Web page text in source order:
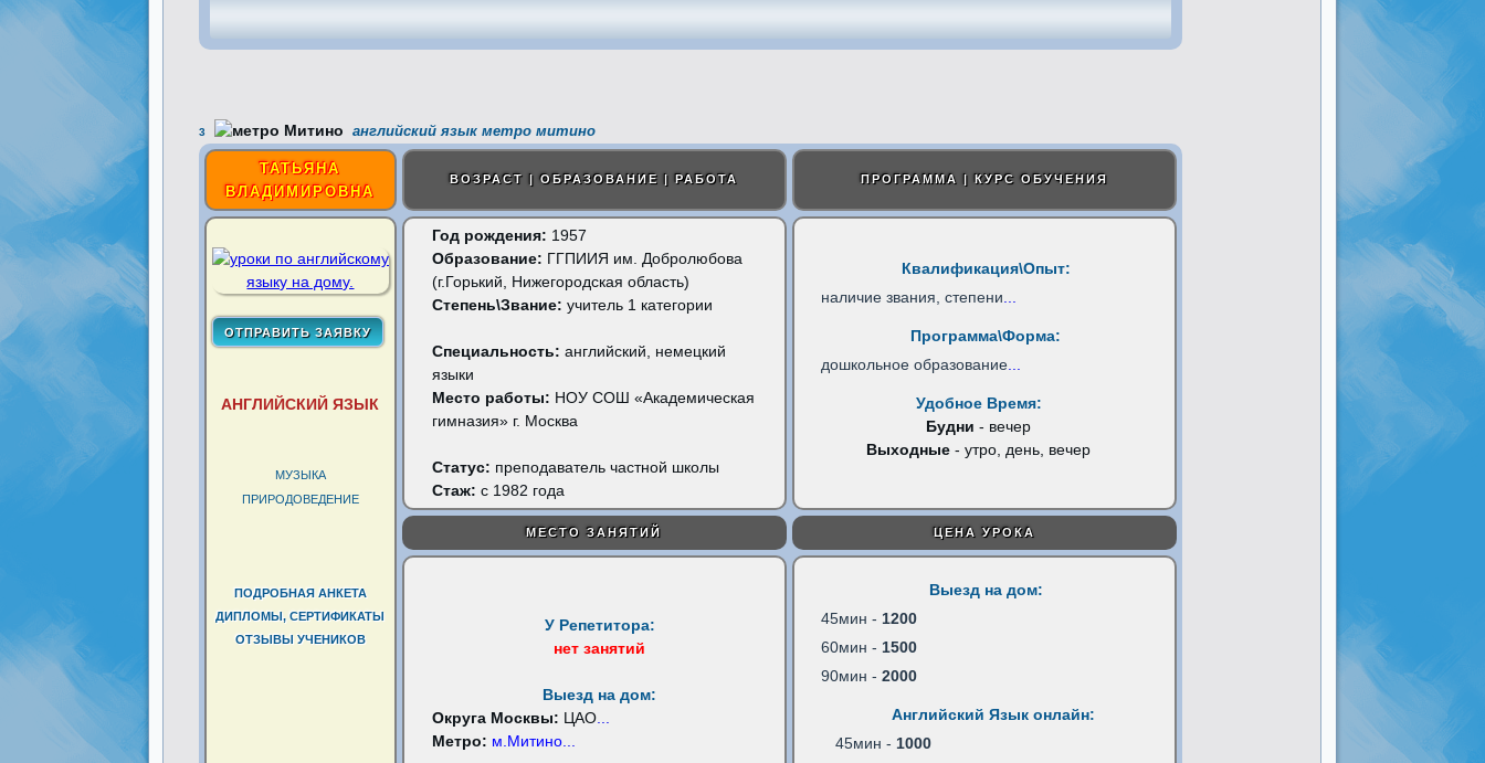
3 английский язык метро митино
ТАТЬЯНА
ВЛАДИМИРОВНА
ВОЗРАСТ | ОБРАЗОВАНИЕ | РАБОТА ПРОГРАММА | КУРС ОБУЧЕНИЯ
АНГЛИЙСКИЙ ЯЗЫК
МУЗЫКА
ПРИРОДОВЕДЕНИЕ
ПОДРОБНАЯ АНКЕТА
ДИПЛОМЫ, СЕРТИФИКАТЫ
ОТЗЫВЫ УЧЕНИКОВ
Год рождения: 1957
Образование: ГГПИИЯ им. Добролюбова
(г.Горький, Нижегородская область)
Степень\Звание: учитель 1 категории
Специальность: английский, немецкий
языки
Место работы: НОУ СОШ «Академическая
гимназия» г. Москва
Статус: преподаватель частной школы
Стаж: с 1982 года
Квалификация\Опыт:
наличие звания, степени
Программа\Форма:
дошкольное образование...
Удобное Время:
Будни - вечер
Выходные - утро, день, вечер
МЕСТО ЗАНЯТИЙ ЦЕНА УРОКА
У Репетитора:
нет занятий
Выезд на дом:
Округа Москвы: ЦАО...
Метро: м.Митино...
Выезд на дом:
45мин - 1200
60мин - 1500
90мин - 2000
Английский Язык онлайн:
45мин - 1000